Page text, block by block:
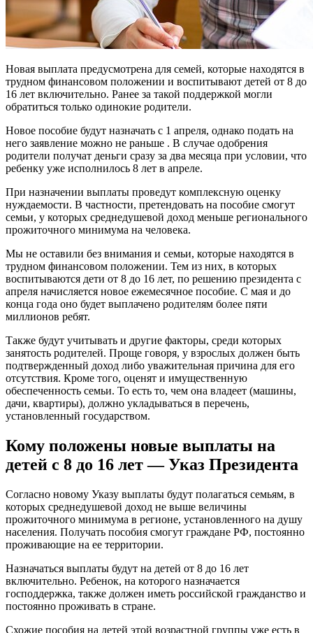
Новая выплата предусмотрена для семей, которые находятся в
трудном финансовом положении и воспитывают детей от 8 до
16 лет включительно. Ранее за такой поддержкой могли
обратиться только одинокие родители.
Новое пособие будут назначать с 1 апреля, однако подать на
него заявление можно не раньше . В случае одобрения
родители получат деньги сразу за два месяца при условии, что
ребенку уже исполнилось 8 лет в апреле.
При назначении выплаты проведут комплексную оценку
нуждаемости. В частности, претендовать на пособие смогут
семьи, у которых среднедушевой доход меньше регионального
прожиточного минимума на человека.
Мы не оставили без внимания и семьи, которые находятся в
трудном финансовом положении. Тем из них, в которых
воспитываются дети от 8 до 16 лет, по решению президента с
апреля начисляется новое ежемесячное пособие. С мая и до
конца года оно будет выплачено родителям более пяти
миллионов ребят.
Также будут учитывать и другие факторы, среди которых
занятость родителей. Проще говоря, у взрослых должен быть
подтвержденный доход либо уважительная причина для его
отсутствия. Кроме того, оценят и имущественную
обеспеченность семьи. То есть то, чем она владеет (машины,
дачи, квартиры), должно укладываться в перечень,
установленный государством.
Кому положены новые выплаты на
детей с 8 до 16 лет — Указ Президента
Согласно новому Указу выплаты будут полагаться семьям, в
которых среднедушевой доход не выше величины
прожиточного минимума в регионе, установленного на душу
населения. Получать пособия смогут граждане РФ, постоянно
проживающие на ее территории.
Назначаться выплаты будут на детей от 8 до 16 лет
включительно. Ребенок, на которого назначается
господдержка, также должен иметь российской гражданство и
постоянно проживать в стране.
Схожие пособия на детей этой возрастной группы уже есть в